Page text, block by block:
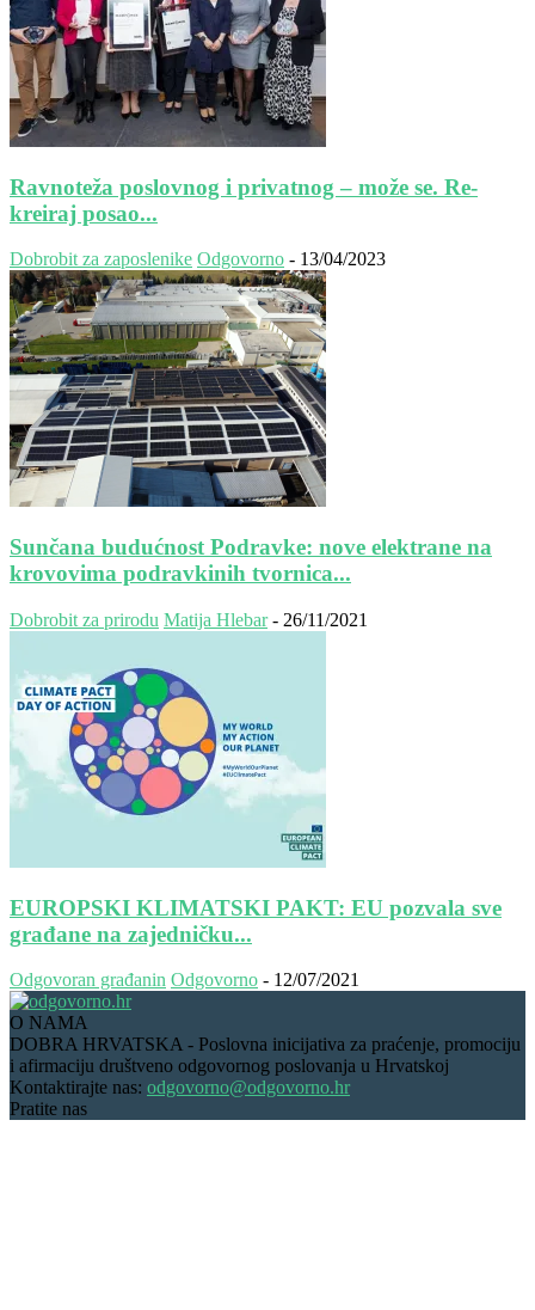
Ravnoteža poslovnog i privatnog – može se. Re-
kreiraj posao...
Dobrobit za zaposlenike Odgovorno - 13/04/2023
Sunčana budućnost Podravke: nove elektrane na
krovovima podravkinih tvornica...
Dobrobit za prirodu Matija Hlebar - 26/11/2021
EUROPSKI KLIMATSKI PAKT: EU pozvala sve
građane na zajedničku...
Odgovoran građanin Odgovorno - 12/07/2021
O NAMA
DOBRA HRVATSKA - Poslovna inicijativa za praćenje, promociju
i afirmaciju društveno odgovornog poslovanja u Hrvatskoj
Kontaktirajte nas: odgovorno@odgovorno.hr
Pratite nas